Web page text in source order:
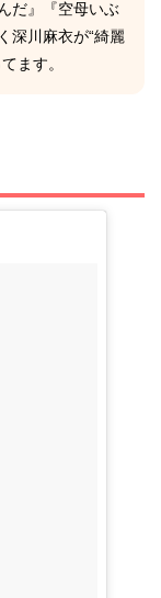
だ』『空母いぶ
深川麻衣が“綺麗
ます。